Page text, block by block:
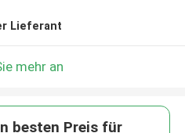
Lieferant
mehr an
besten Preis für